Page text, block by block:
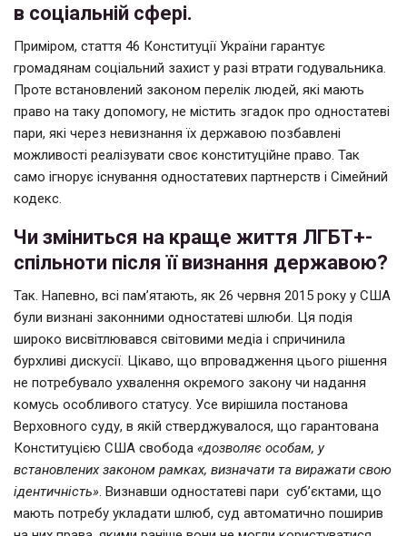
в соціальній сфері.
Приміром, стаття 46 Конституції України гарантує
громадянам соціальний захист у разі втрати годувальника.
Проте встановлений законом перелік людей, які мають
право на таку допомогу, не містить згадок про одностатеві
пари, які через невизнання їх державою позбавлені
можливості реалізувати своє конституційне право. Так
само ігнорує існування одностатевих партнерств і Сімейний
кодекс.
Чи зміниться на краще життя ЛГБТ+-
спільноти після її визнання державою?
Так. Напевно, всі пам’ятають, як 26 червня 2015 року у США
були визнані законними одностатеві шлюби. Ця подія
широко висвітлювався світовими медіа і спричинила
бурхливі дискусії. Цікаво, що впровадження цього рішення
не потребувало ухвалення окремого закону чи надання
комусь особливого статусу. Усе вирішила постанова
Верховного суду, в якій стверджувалося, що гарантована
Конституцією США свобода «дозволяє особам, у
встановлених законом рамках, визначати та виражати свою
ідентичність» . Визнавши одностатеві пари суб’єктами, що
мають потребу укладати шлюб, суд автоматично поширив